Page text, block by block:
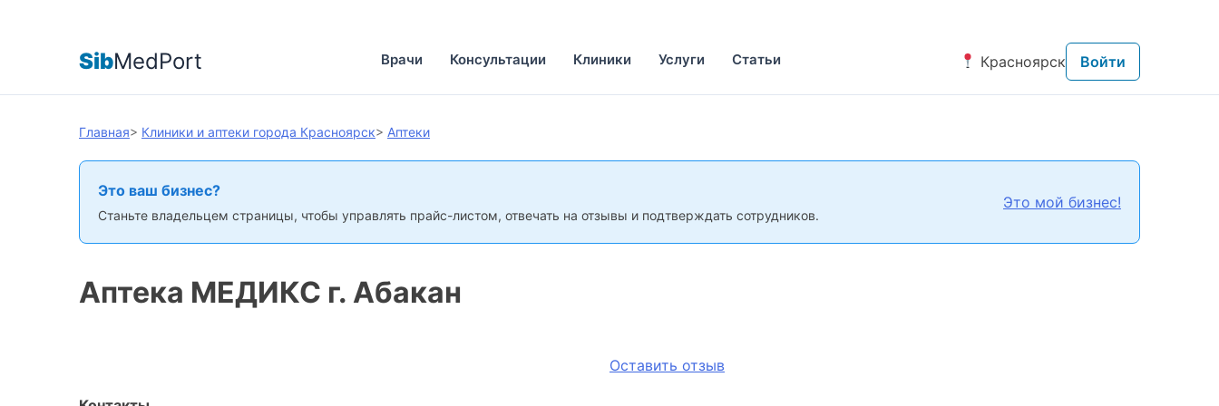
SibMedPort Врачи Консультации Клиники Услуги Статьи Красноярск Войти
Главная> Клиники и аптеки города Красноярск> Аптеки
Это ваш бизнес?
Станьте владельцем страницы, чтобы управлять прайс-листом, отвечать на отзывы и подтверждать сотрудников.
Это мой бизнес!
Аптека МЕДИКС г. Абакан
Оставить отзыв